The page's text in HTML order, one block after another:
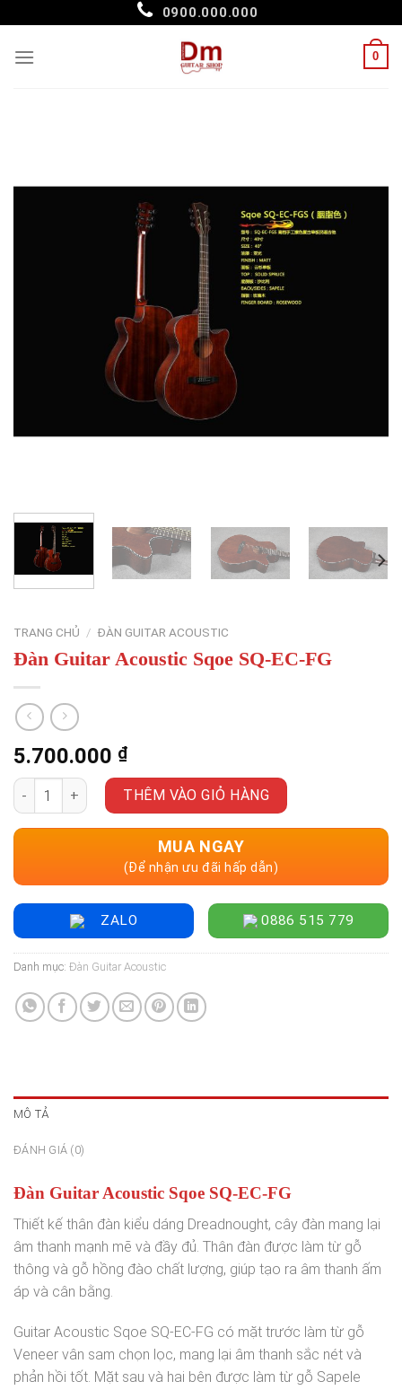
content
0900.000.000
0
TRANG CHỦ / ĐÀN GUITAR ACOUSTIC
Đàn Guitar Acoustic Sqoe SQ-EC-FG
5.700.000 ₫
Đàn Guitar Acoustic Sqoe SQ-EC-FG số lượng
THÊM VÀO GIỎ HÀNG
MUA NGAY
(Để nhận ưu đãi hấp dẫn)
ZALO 0886 515 779
Danh mục: Đàn Guitar Acoustic
MÔ TẢ
ĐÁNH GIÁ (0)
Đàn Guitar Acoustic Sqoe SQ-EC-FG
Thiết kế thân đàn kiểu dáng Dreadnought, cây đàn mang lại
âm thanh mạnh mẽ và đầy đủ. Thân đàn được làm từ gỗ
thông và gỗ hồng đào chất lượng, giúp tạo ra âm thanh ấm
áp và cân bằng.
Guitar Acoustic Sqoe SQ-EC-FG có mặt trước làm từ gỗ
Veneer vân sam chọn lọc, mang lại âm thanh sắc nét và
phản hồi tốt. Mặt sau và hai bên được làm từ gỗ Sapele